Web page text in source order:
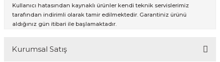
Kullanıcı hatasından kaynaklı ürünler kendi teknik servislerimiz
tarafından indirimli olarak tamir edilmektedir. Garantiniz ürünü
aldığınız gün itibari ile başlamaktadır.
Kurumsal Satış